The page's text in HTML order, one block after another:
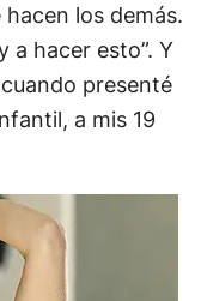
los demás.
a hacer esto”. Y
presenté
a mis 19